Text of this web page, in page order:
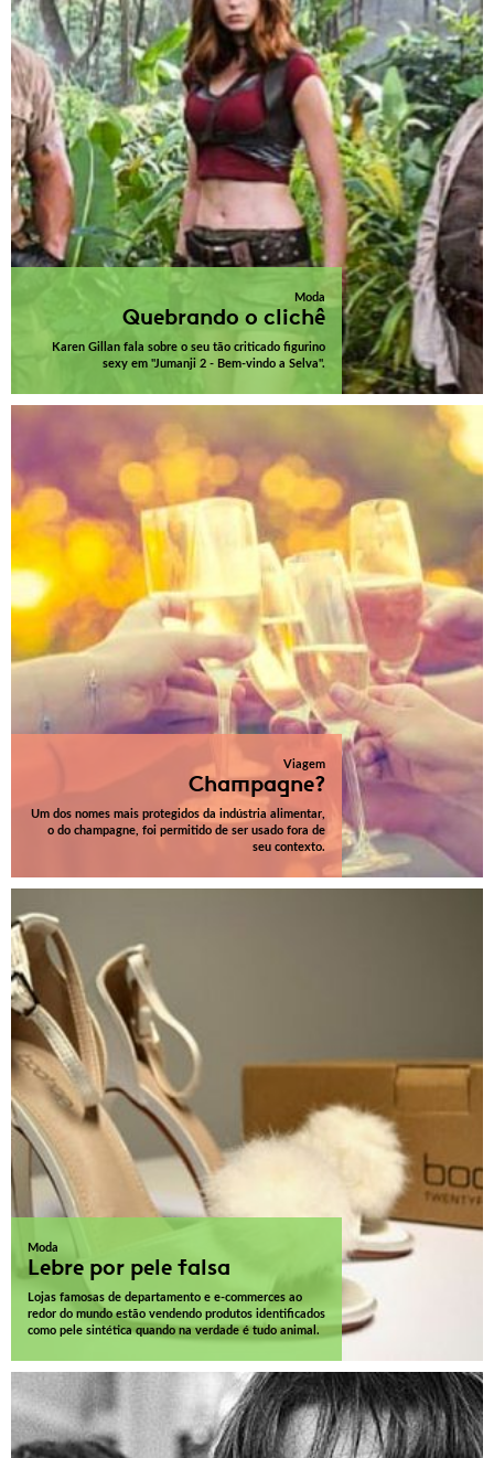
Moda
Quebrando o clichê
Karen Gillan fala sobre o seu tão criticado figurino
sexy em "Jumanji 2 - Bem-vindo a Selva".
Viagem
Champagne?
Um dos nomes mais protegidos da indústria alimentar,
o do champagne, foi permitido de ser usado fora de
seu contexto.
Moda
Lebre por pele falsa
Lojas famosas de departamento e e-commerces ao
redor do mundo estão vendendo produtos identificados
como pele sintética quando na verdade é tudo animal.